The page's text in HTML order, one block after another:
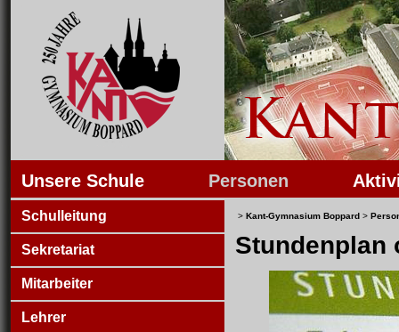
Unsere Schule Personen
Schulleitung
Sekretariat
Mitarbeiter
Lehrer
> Kant-Gymnasium Boppard >
Stundenplan